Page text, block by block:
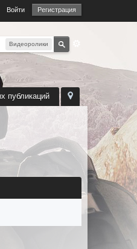
Войти Регистрация
Видеоролики
публикаций